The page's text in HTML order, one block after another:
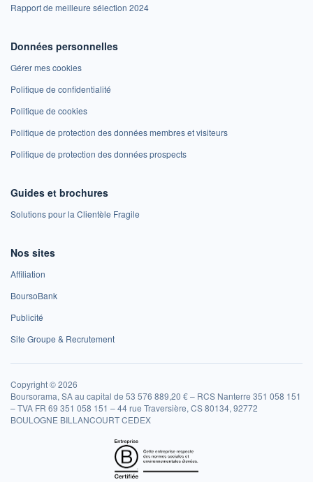
Rapport de meilleure sélection 2024
Données personnelles
Gérer mes cookies
Politique de confidentialité
Politique de cookies
Politique de protection des données membres et visiteurs
Politique de protection des données prospects
Guides et brochures
Solutions pour la Clientèle Fragile
Nos sites
Affiliation
BoursoBank
Publicité
Site Groupe & Recrutement
Copyright © 2026
Boursorama, SA au capital de 53 576 889,20 € – RCS Nanterre 351 058 151
– TVA FR 69 351 058 151 – 44 rue Traversière, CS 80134, 92772
BOULOGNE BILLANCOURT CEDEX